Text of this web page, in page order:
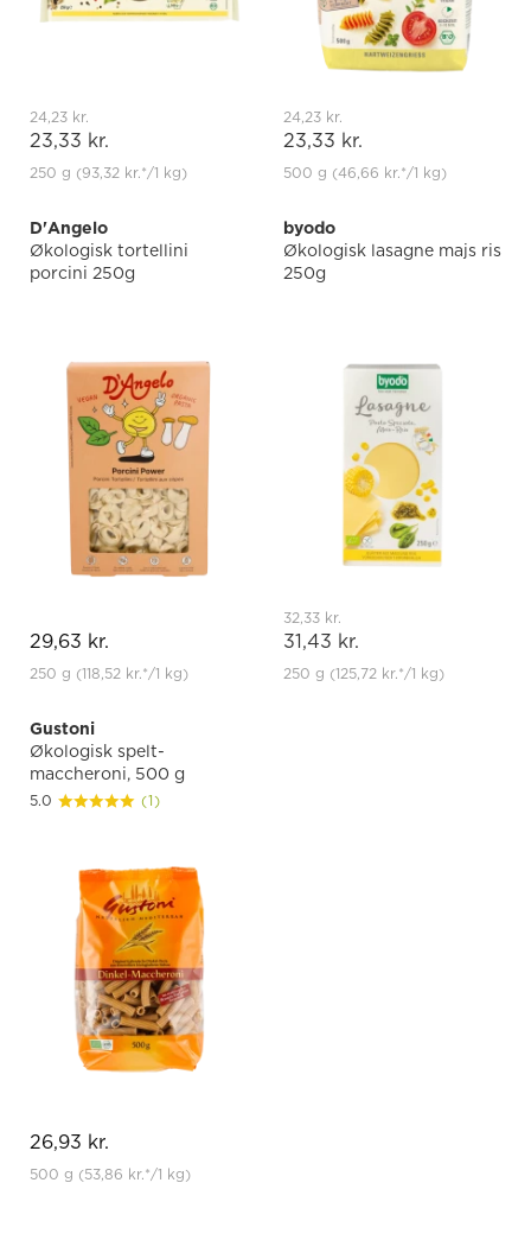
24,23 kr.
23,33 kr.
250 g (93,32 kr.*/1 kg)
24,23 kr.
23,33 kr.
500 g (46,66 kr.*/1 kg)
D'Angelo
Økologisk tortellini
porcini 250g
29,63 kr.
250 g (118,52 kr.*/1 kg)
byodo
Økologisk lasagne majs ris
250g
32,33 kr.
31,43 kr.
250 g (125,72 kr.*/1 kg)
Gustoni
Økologisk spelt-
maccheroni, 500 g
5.0 (1)
26,93 kr.
500 g (53,86 kr.*/1 kg)